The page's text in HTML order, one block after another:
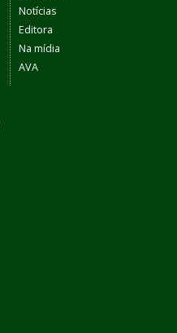
Notícias
Editora
Na mídia
AVA